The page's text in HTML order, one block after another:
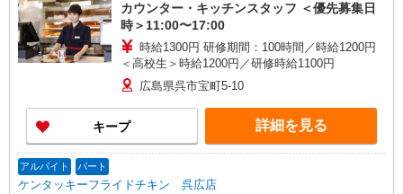
カウンター・キッチンスタッフ ＜優先募集日
時＞11:00〜17:00
時給1300円 研修期間：100時間／時給1200円
＜高校生＞時給1200円／研修時給1100円
広島県呉市宝町5-10
キープ 詳細を見る
アルバイト パート
ケンタッキーフライドチキン 呉広店